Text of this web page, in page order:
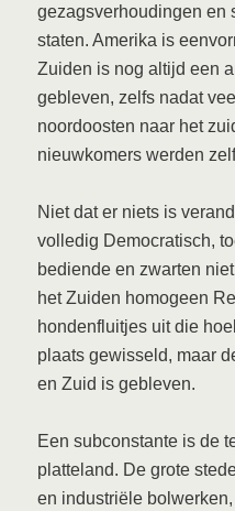
gezagsverhoudingen en
staten. Amerika is
Zuiden is nog altijd een
gebleven, zelfs nadat
noordoosten naar het
nieuwkomers werden
Niet dat er niets is
volledig Democratisch,
bediende en zwarten
het Zuiden homogeen
hondenfluitjes uit die
plaats gewisseld, maar
en Zuid is gebleven.
Een subconstante is de
platteland. De grote
en industriële